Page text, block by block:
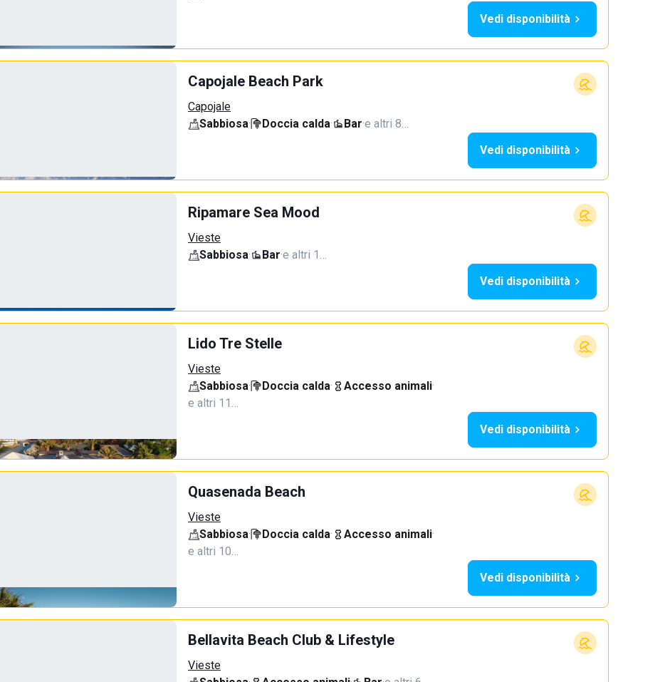
Vedi disponibilità
Capojale Beach Park
Capojale
Sabbiosa· Doccia calda· Bar·e altri 8…
Vedi disponibilità
Ripamare Sea Mood
Vieste
Sabbiosa· Bar·e altri 1…
Vedi disponibilità
Lido Tre Stelle
Vieste
Sabbiosa· Doccia calda· Accesso animali·
e altri 11…
Vedi disponibilità
Quasenada Beach
Vieste
Sabbiosa· Doccia calda· Accesso animali·
e altri 10…
Vedi disponibilità
Bellavita Beach Club & Lifestyle
Vieste